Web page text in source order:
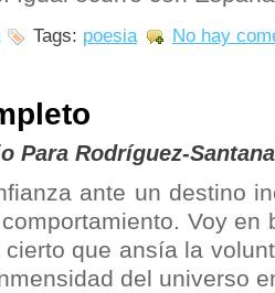
Tags: poesia No hay
Para Rodríguez-Santana
ante un destino
Voy en
que ansía la
del universo